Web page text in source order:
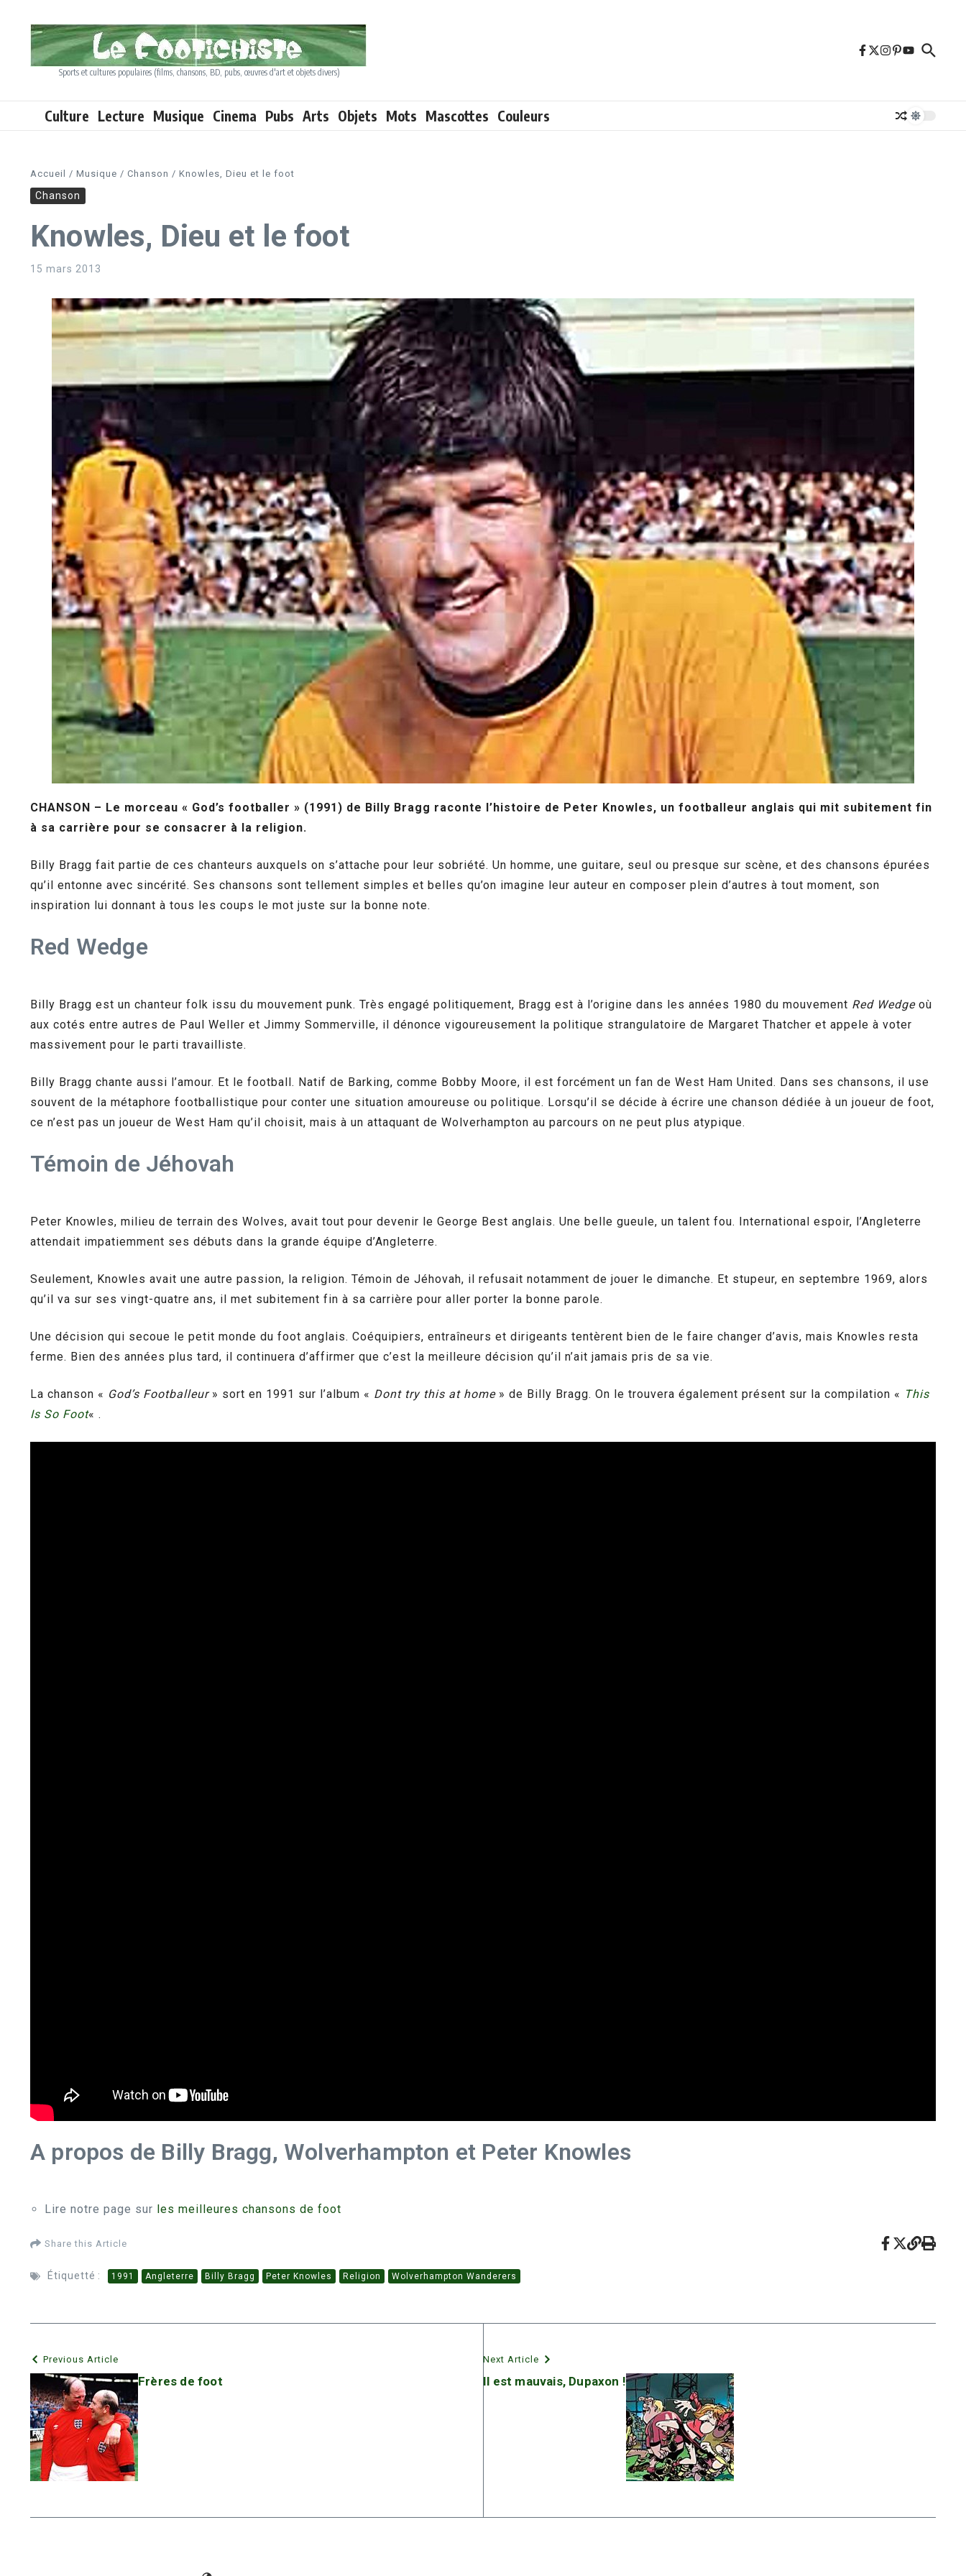
Sports et cultures populaires (films, chansons, BD, pubs, œuvres d'art et objets divers)
Culture Lecture Musique Cinema Pubs Arts Objets Mots Mascottes Couleurs
Accueil / Musique / Chanson / Knowles, Dieu et le foot
Chanson
Knowles, Dieu et le foot
15 mars 2013
CHANSON – Le morceau « God’s footballer » (1991) de Billy Bragg raconte l’histoire de Peter Knowles, un footballeur anglais qui mit subitement fin
à sa carrière pour se consacrer à la religion.
Billy Bragg fait partie de ces chanteurs auxquels on s’attache pour leur sobriété. Un homme, une guitare, seul ou presque sur scène, et des chansons épurées
qu’il entonne avec sincérité. Ses chansons sont tellement simples et belles qu’on imagine leur auteur en composer plein d’autres à tout moment, son
inspiration lui donnant à tous les coups le mot juste sur la bonne note.
Red Wedge
Billy Bragg est un chanteur folk issu du mouvement punk. Très engagé politiquement, Bragg est à l’origine dans les années 1980 du mouvement Red Wedge où
aux cotés entre autres de Paul Weller et Jimmy Sommerville, il dénonce vigoureusement la politique strangulatoire de Margaret Thatcher et appele à voter
massivement pour le parti travailliste.
Billy Bragg chante aussi l’amour. Et le football. Natif de Barking, comme Bobby Moore, il est forcément un fan de West Ham United. Dans ses chansons, il use
souvent de la métaphore footballistique pour conter une situation amoureuse ou politique. Lorsqu’il se décide à écrire une chanson dédiée à un joueur de foot,
ce n’est pas un joueur de West Ham qu’il choisit, mais à un attaquant de Wolverhampton au parcours on ne peut plus atypique.
Témoin de Jéhovah
Peter Knowles, milieu de terrain des Wolves, avait tout pour devenir le George Best anglais. Une belle gueule, un talent fou. International espoir, l’Angleterre
attendait impatiemment ses débuts dans la grande équipe d’Angleterre.
Seulement, Knowles avait une autre passion, la religion. Témoin de Jéhovah, il refusait notamment de jouer le dimanche. Et stupeur, en septembre 1969, alors
qu’il va sur ses vingt-quatre ans, il met subitement fin à sa carrière pour aller porter la bonne parole.
Une décision qui secoue le petit monde du foot anglais. Coéquipiers, entraîneurs et dirigeants tentèrent bien de le faire changer d’avis, mais Knowles resta
ferme. Bien des années plus tard, il continuera d’affirmer que c’est la meilleure décision qu’il n’ait jamais pris de sa vie.
La chanson « God’s Footballeur» sort en 1991 sur l’album « Dont try this at home» de Billy Bragg. On le trouvera également présent sur la compilation « This
Is So Foot« .
A propos de Billy Bragg, Wolverhampton et Peter Knowles
Lire notre page sur les meilleures chansons de foot
Share this Article
Étiquetté : 1991 Angleterre Billy Bragg Peter Knowles Religion Wolverhampton Wanderers
Previous Article
Frères de foot
Next Article
Il est mauvais, Dupaxon !